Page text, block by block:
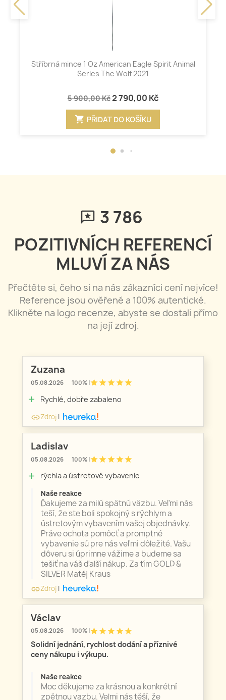
Stříbrná mince 1 Oz American Eagle Spirit Animal
Series The Wolf 2021
5 900,00 Kč2 790,00 Kč
shopping_cart PŘIDAT DO KOŠÍKU
3 786
POZITIVNÍCH REFERENCÍ
MLUVÍ ZA NÁS
Přečtěte si, čeho si na nás zákazníci cení nejvíce!
Reference jsou ověřené a 100% autentické.
Klikněte na logo recenze, abyste se dostali přímo
na její zdroj.
Zuzana
05.08.2026 100% |starstarstarstarstar
add
Rychlé, dobře zabaleno
linkZdroj |
Ladislav
05.08.2026 100% |starstarstarstarstar
add rýchla a ústretové vybavenie
Naše reakce
Ďakujeme za milú spätnú väzbu. Veľmi nás
teší, že ste boli spokojný s rýchlym a
ústretovým vybavením vašej objednávky.
Práve ochota pomôcť a promptné
vybavenie sú pre nás veľmi dôležité. Vašu
dôveru si úprimne vážime a budeme sa
tešiť na váš ďalší nákup. Za tím GOLD &
SILVER Matěj Kraus
linkZdroj |
Václav
05.08.2026 100% |starstarstarstarstar
Solidní jednání, rychlost dodání a příznivé
ceny nákupu i výkupu.
Naše reakce
Moc děkujeme za krásnou a konkrétní
zpětnou vazbu. Velmi nás těší, že